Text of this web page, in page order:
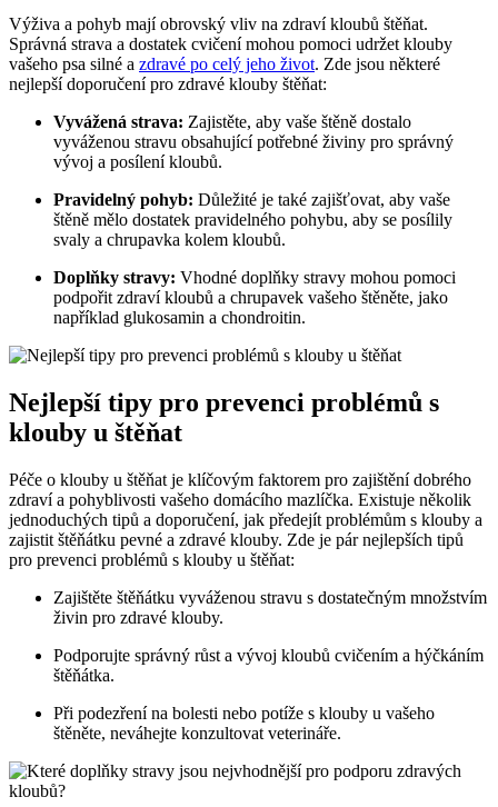
Výživa a pohyb mají obrovský vliv na zdraví kloubů štěňat.
Správná strava a dostatek cvičení mohou pomoci udržet klouby
vašeho psa silné a zdravé po celý jeho život. Zde jsou některé
nejlepší doporučení pro zdravé klouby štěňat:
Vyvážená strava: Zajistěte, aby vaše štěně dostalo
vyváženou stravu obsahující potřebné živiny pro správný
vývoj a posílení kloubů.
Pravidelný pohyb: Důležité je také zajišťovat, aby vaše
štěně mělo dostatek pravidelného pohybu, aby se posílily
svaly a chrupavka kolem kloubů.
Doplňky stravy: Vhodné doplňky stravy mohou pomoci
podpořit zdraví kloubů a chrupavek vašeho štěněte, jako
například glukosamin a chondroitin.
Nejlepší tipy pro prevenci problémů s
klouby u štěňat
Péče o klouby u štěňat je klíčovým faktorem pro zajištění dobrého
zdraví a pohyblivosti vašeho domácího mazlíčka. Existuje několik
jednoduchých tipů a doporučení, jak předejít problémům s klouby a
zajistit štěňátku pevné a zdravé klouby. Zde je pár nejlepších tipů
pro prevenci problémů s klouby u štěňat:
Zajištěte štěňátku vyváženou stravu s dostatečným množstvím
živin pro zdravé klouby.
Podporujte správný růst a vývoj kloubů cvičením a hýčkáním
štěňátka.
Při podezření na bolesti nebo potíže s klouby u vašeho
štěněte, neváhejte konzultovat veterináře.